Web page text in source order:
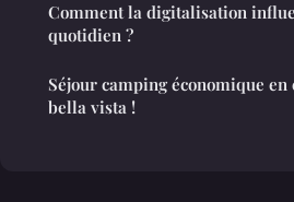
Comment la digitalisation
quotidien ?
Séjour camping économique en
bella vista !